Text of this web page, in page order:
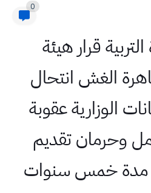
0
قرار هيئة
الغش انتحال
الوزارية عقوبة
وحرمان تقديم
مدة خمس سنوات